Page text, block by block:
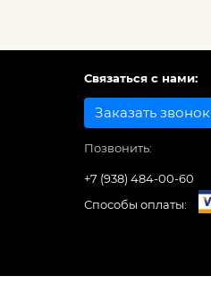
Связаться с нами:
Заказать звонок
Позвонить:
+7 (938) 484-00-60
Способы оплаты: